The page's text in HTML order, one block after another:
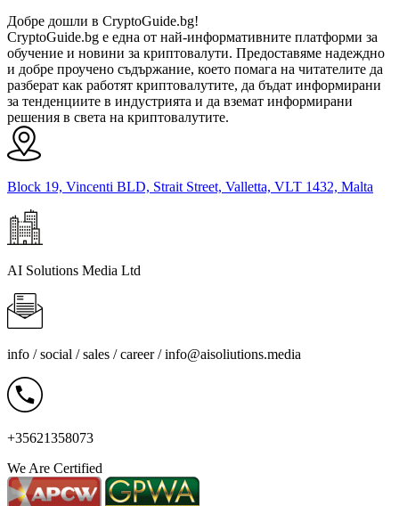
Добре дошли в CryptoGuide.bg!
CryptoGuide.bg е една от най-информативните платформи за
обучение и новини за криптовалути. Предоставяме надеждно
и добре проучено съдържание, което помага на читателите да
разберат как работят криптовалутите, да бъдат информирани
за тенденциите в индустрията и да вземат информирани
решения в света на криптовалутите.
Block 19, Vincenti BLD, Strait Street, Valletta, VLT 1432, Malta
AI Solutions Media Ltd
info / social / sales / career /info@aisoliutions.media
+35621358073
We Are Certified